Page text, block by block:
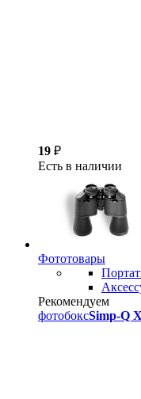
19 ₽
Есть в наличии
Фототовары
Рекомендуем
фотобоксSimp-Q